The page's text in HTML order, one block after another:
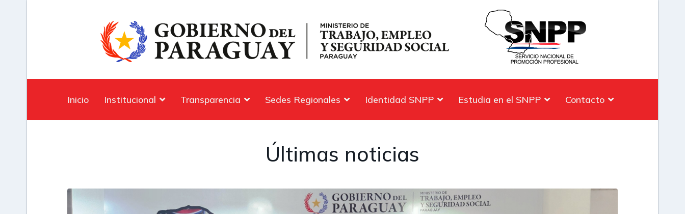
Inicio Institucional Transparencia Sedes Regionales Identidad SNPP Estudia en el SNPP Contacto
Últimas noticias